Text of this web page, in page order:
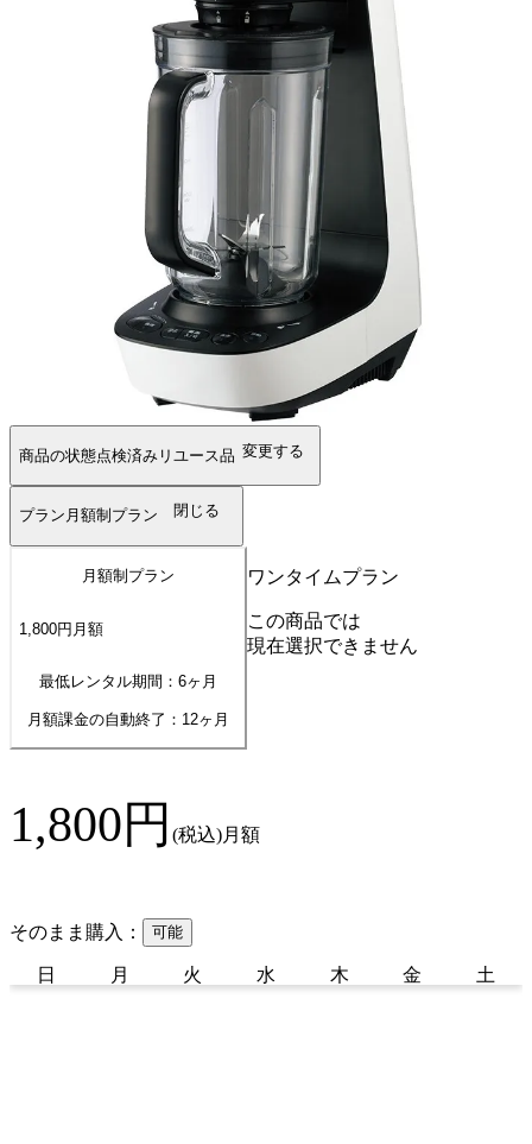
商品の状態点検済みリユース品 変更する
プラン 月額制プラン 閉じる
月額制プラン
1,800円 月額
最低レンタル期間：6ヶ月
月額課金の自動終了： 12ヶ月
ワンタイムプラン
この商品では
現在選択できません
1,800円 (税込)月額
そのまま購入： 可能
日 月 火 水 木 金 土